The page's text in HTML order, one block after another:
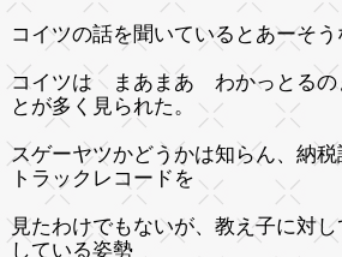
コイツの話を聞いているとあーそう
コイツは まあまあ わかっとるの
とが多く見られた。
スゲーヤツかどうかは知らん、納
トラックレコードを
見たわけでもないが、教え子に対
している姿勢